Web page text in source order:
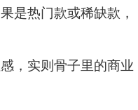
是热门款或稀缺款，
实则骨子里的商业